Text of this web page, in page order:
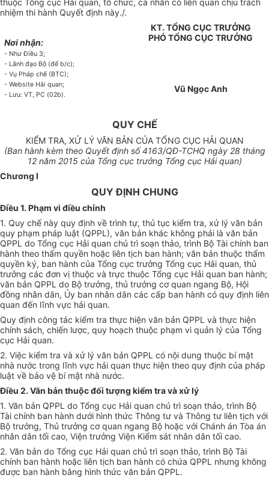
thuộc Tổng cục Hải quan, tổ chức, cá nhân có liên quan chịu trách
nhiệm thi hành Quyết định này./.
Nơi nhận:
- Như Điều 3;
- Lãnh đạo Bộ (để b/c);
- Vụ Pháp chế (BTC);
- Website Hải quan;
- Lưu: VT, PC (02b).
KT. TỔNG CỤC TRƯỞNG
PHÓ TỔNG CỤC TRƯỞNG
Vũ Ngọc Anh
QUY CHẾ
KIỂM TRA, XỬ LÝ VĂN BẢN CỦA TỔNG CỤC HẢI QUAN
(Ban hành kèm theo Quyết định số 4163/QĐ-TCHQ ngày 28 tháng
12 năm 2015 của Tổng cục trưởng Tổng cục Hải quan)
Chương I
QUY ĐỊNH CHUNG
Điều 1. Phạm vi điều chỉnh
1. Quy chế này quy định về trình tự, thủ tục kiểm tra, xử lý văn bản
quy phạm pháp luật (QPPL), văn bản khác không phải là văn bản
QPPL do Tổng cục Hải quan chủ trì soạn thảo, trình Bộ Tài chính ban
hành theo thẩm quyền hoặc liên tịch ban hành; văn bản thuộc thẩm
quyền ký, ban hành của Tổng cục trưởng Tổng cục Hải quan, thủ
trưởng các đơn vị thuộc và trực thuộc Tổng cục Hải quan ban hành;
văn bản QPPL do Bộ trưởng, thủ trưởng cơ quan ngang Bộ, Hội
đồng nhân dân, Ủy ban nhân dân các cấp ban hành có quy định liên
quan đến lĩnh vực hải quan.
Quy định công tác kiểm tra thực hiện văn bản QPPL và thực hiện
chính sách, chiến lược, quy hoạch thuộc phạm vi quản lý của Tổng
cục Hải quan.
2. Việc kiểm tra và xử lý văn bản QPPL có nội dung thuộc bí mật
nhà nước trong lĩnh vực hải quan thực hiện theo quy định của pháp
luật về bảo vệ bí mật nhà nước.
Điều 2. Văn bản thuộc đối tượng kiểm tra và xử lý
1. Văn bản QPPL do Tổng cục Hải quan chủ trì soạn thảo, trình Bộ
Tài chính ban hành dưới hình thức Thông tư và Thông tư liên tịch với
Bộ trưởng, Thủ trưởng cơquan ngang Bộ hoặc với Chánh án Tòa án
nhân dân tối cao, Viện trưởng Viện Kiểm sát nhân dân tối cao.
2. Văn bản do Tổng cục Hải quan chủ trì soạn thảo, trình Bộ Tài
chính ban hành hoặc liên tịch ban hành có chứa QPPL nhưng không
được ban hành bằng hình thức văn bản QPPL.